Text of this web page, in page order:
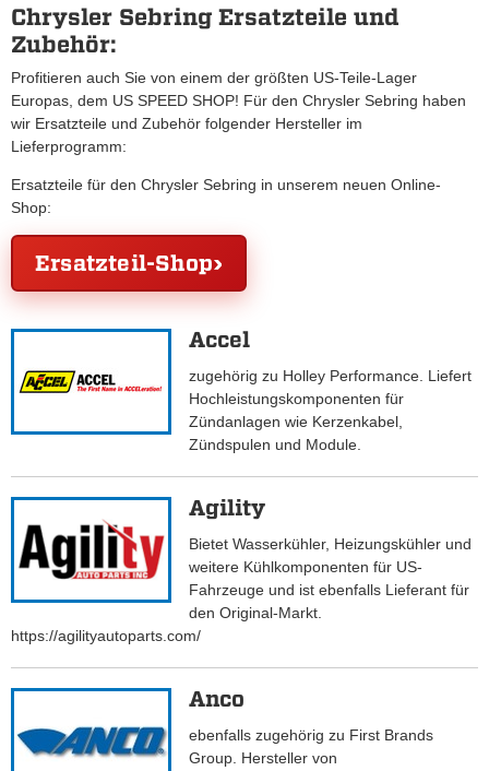
Chrysler Sebring Ersatzteile und
Zubehör:
Profitieren auch Sie von einem der größten US-Teile-Lager
Europas, dem US SPEED SHOP! Für den Chrysler Sebring haben
wir Ersatzteile und Zubehör folgender Hersteller im
Lieferprogramm:
Ersatzteile für den Chrysler Sebring in unserem neuen Online-
Shop:
Ersatzteil-Shop
Accel
zugehörig zu Holley Performance. Liefert
Hochleistungskomponenten für
Zündanlagen wie Kerzenkabel,
Zündspulen und Module.
Agility
Bietet Wasserkühler, Heizungskühler und
weitere Kühlkomponenten für US-
Fahrzeuge und ist ebenfalls Lieferant für
den Original-Markt.
https://agilityautoparts.com/
Anco
ebenfalls zugehörig zu First Brands
Group. Hersteller von